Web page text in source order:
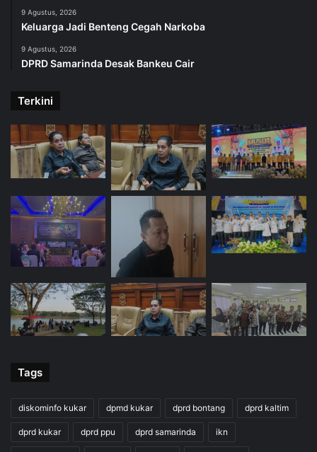
9 Agustus, 2026
Keluarga Jadi Benteng Cegah Narkoba
9 Agustus, 2026
DPRD Samarinda Desak Bankeu Cair
Terkini
Tags
diskominfo kukar dpmd kukar dprd bontang dprd kaltim
dprd kukar dprd ppu dprd samarinda ikn